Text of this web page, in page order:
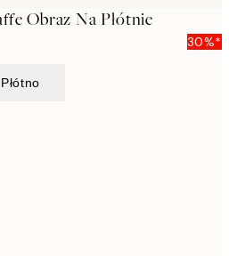
Obraz Na Płótnie
30%*
Płótno